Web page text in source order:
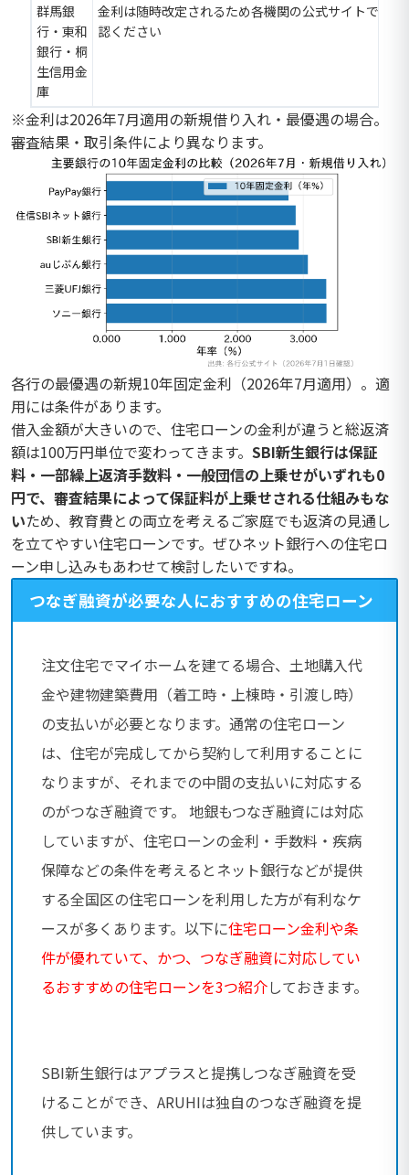
群馬銀
行・東和
銀行・桐
生信用金
庫
金利は随時改定されるため各機関の公式サイトでご確
認ください
※金利は2026年7月適用の新規借り入れ・最優遇の場合。
審査結果・取引条件により異なります。
各行の最優遇の新規10年固定金利（2026年7月適用）。適
用には条件があります。
借入金額が大きいので、住宅ローンの金利が違うと総返済
額は100万円単位で変わってきます。 SBI新生銀行は保証
料・一部繰上返済手数料・一般団信の上乗せがいずれも0
円で、審査結果によって保証料が上乗せされる仕組みもな
いため、教育費との両立を考えるご家庭でも返済の見通し
を立てやすい住宅ローンです。ぜひネット銀行への住宅ロ
ーン申し込みもあわせて検討したいですね。
つなぎ融資が必要な人におすすめの住宅ローン
注文住宅でマイホームを建てる場合、土地購入代
金や建物建築費用（着工時・上棟時・引渡し時）
の支払いが必要となります。通常の住宅ローン
は、住宅が完成してから契約して利用することに
なりますが、それまでの中間の支払いに対応する
のがつなぎ融資です。 地銀もつなぎ融資には対応
していますが、住宅ローンの金利・手数料・疾病
保障などの条件を考えるとネット銀行などが提供
する全国区の住宅ローンを利用した方が有利なケ
ースが多くあります。以下に住宅ローン金利や条
件が優れていて、かつ、つなぎ融資に対応してい
るおすすめの住宅ローンを3つ紹介しておきます。
SBI新生銀行はアプラスと提携しつなぎ融資を受
けることができ、ARUHIは独自のつなぎ融資を提
供しています。